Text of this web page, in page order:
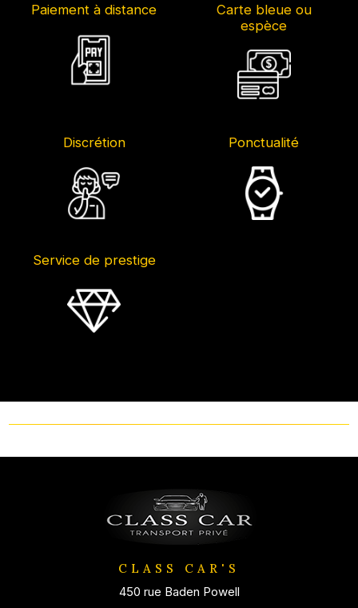
Paiement à distance
Carte bleue ou
espèce
Discrétion Ponctualité
Service de prestige
CLASS CAR'S
450 rue Baden Powell